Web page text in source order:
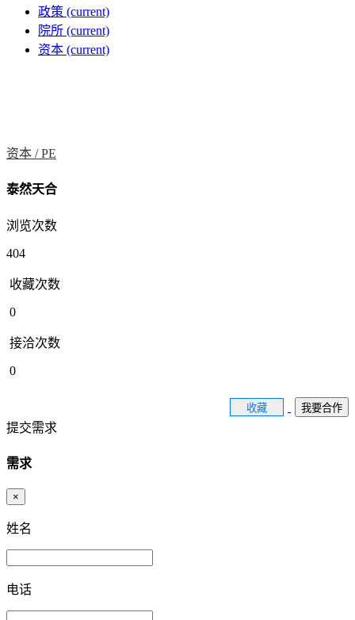
政策 (current)
院所 (current)
资本 (current)
资本 /PE
泰然天合
浏览次数
404
收藏次数
0
接洽次数
0
收藏 我要合作
提交需求
需求
×
姓名
电话